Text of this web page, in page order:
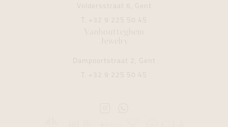
Voldersstraat 6, Gent
T. +32 9 225 50 45
Vanhoutteghem
Jewelry
Dampoortstraat 2, Gent
T. +32 9 225 50 45